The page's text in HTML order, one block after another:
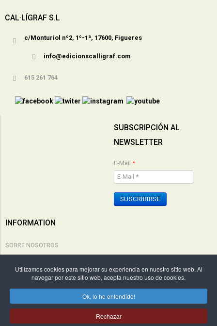
CAL·LÍGRAF S.L
c/Monturiol nº2, 1º-1ª, 17600, Figueres
info@edicionscalligraf.com
615 261 764
SUBSCRIPCIÓN AL
NEWSLETTER
E-Mail *
SUSCRIBIRSE
INFORMATION
SOBRE NOSOTROS
CONDICIONES COMPRA
Copyright © 2026 Edicions Cal·lígraf. Todos los derechos reservados. by
WebActualizable.com
Utilizamos cookies para mejorar su experiencia en nuestro sitio web. Al
navegar por este sitio web, acepta nuestro uso de cookies.
Ok, lo he entendido!
Rechazar